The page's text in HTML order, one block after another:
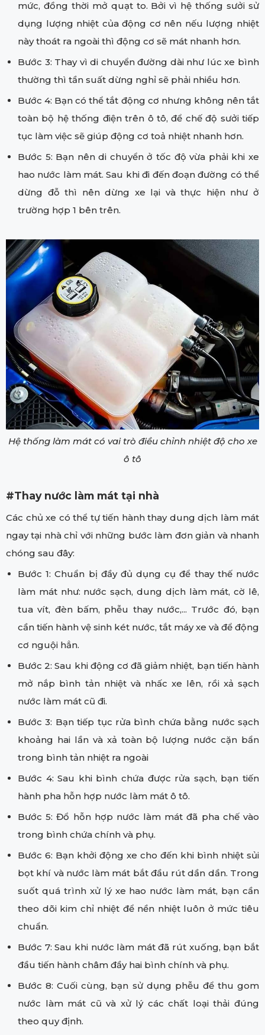
mức, đồng thời mở quạt to. Bởi vì hệ thống sưởi sử
dụng lượng nhiệt của động cơ nên nếu lượng nhiệt
này thoát ra ngoài thì động cơ sẽ mát nhanh hơn.
Bước 3: Thay vì di chuyển đường dài như lúc xe bình
thường thì tần suất dừng nghỉ sẽ phải nhiều hơn.
Bước 4: Bạn có thể tắt động cơ nhưng không nên tắt
toàn bộ hệ thống điện trên ô tô, để chế độ sưởi tiếp
tục làm việc sẽ giúp động cơ toả nhiệt nhanh hơn.
Bước 5: Bạn nên di chuyển ở tốc độ vừa phải khi xe
hao nước làm mát. Sau khi đi đến đoạn đường có thể
dừng đỗ thì nên dừng xe lại và thực hiện như ở
trường hợp 1 bên trên.
Hệ thống làm mát có vai trò điều chỉnh nhiệt độ cho xe
ô tô
#Thay nước làm mát tại nhà
Các chủ xe có thể tự tiến hành thay dung dịch làm mát
ngay tại nhà chỉ với những bước làm đơn giản và nhanh
chóng sau đây:
Bước 1: Chuẩn bị đầy đủ dụng cụ để thay thế nước
làm mát như: nước sạch, dung dịch làm mát, cờ lê,
tua vít, đèn bấm, phễu thay nước,... Trước đó, bạn
cần tiến hành vệ sinh két nước, tắt máy xe và để động
cơ nguội hẳn.
Bước 2: Sau khi động cơ đã giảm nhiệt, bạn tiến hành
mở nắp bình tản nhiệt và nhấc xe lên, rồi xả sạch
nước làm mát cũ đi.
Bước 3: Bạn tiếp tục rửa bình chứa bằng nước sạch
khoảng hai lần và xả toàn bộ lượng nước cặn bẩn
trong bình tản nhiệt ra ngoài
Bước 4: Sau khi bình chứa được rửa sạch, bạn tiến
hành pha hỗn hợp nước làm mát ô tô.
Bước 5: Đổ hỗn hợp nước làm mát đã pha chế vào
trong bình chứa chính và phụ.
Bước 6: Bạn khởi động xe cho đến khi bình nhiệt sủi
bọt khí và nước làm mát bắt đầu rút dần dần. Trong
suốt quá trình xử lý xe hao nước làm mát, bạn cần
theo dõi kim chỉ nhiệt để nền nhiệt luôn ở mức tiêu
chuẩn.
Bước 7: Sau khi nước làm mát đã rút xuống, bạn bắt
đầu tiến hành châm đầy hai bình chính và phụ.
Bước 8: Cuối cùng, bạn sử dụng phễu để thu gom
nước làm mát cũ và xử lý các chất loại thải đúng
theo quy định.